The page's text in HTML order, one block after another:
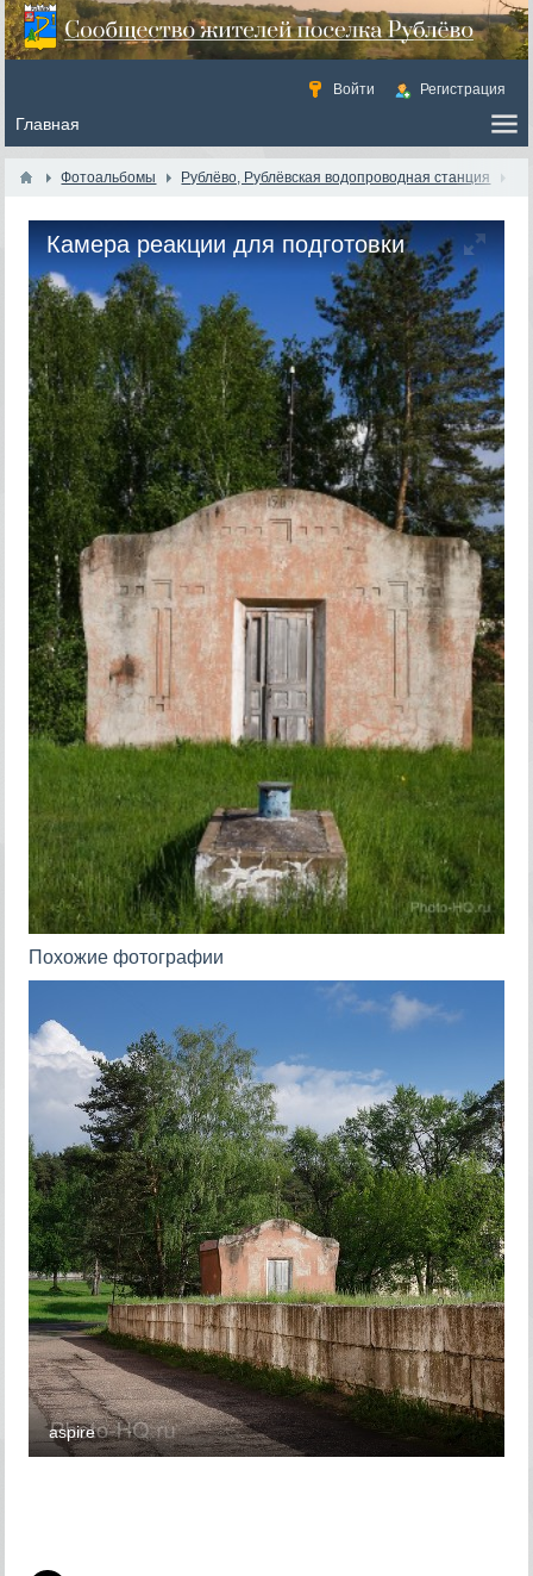
Войти Регистрация
Фотоальбомы Рублёво, Рублёвская водопроводная станция
Камера реакции для подготовки
речной воды к отстаиванию и
последующему фильтрованию
Похожие фотографии
aspire